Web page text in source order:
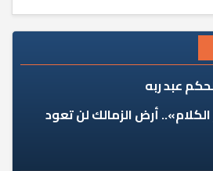
عبد ربه
أرض الزمالك لن تعود